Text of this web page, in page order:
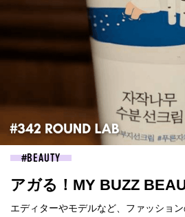
BEAUTY
アガる！MY BUZZ
エディターやモデルなど、ファッショ